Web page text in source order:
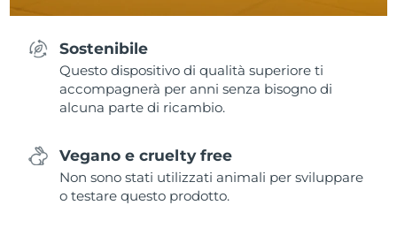
Sostenibile
Questo dispositivo di qualità superiore ti
accompagnerà per anni senza bisogno di
alcuna parte di ricambio.
Vegano e cruelty free
Non sono stati utilizzati animali per sviluppare
o testare questo prodotto.